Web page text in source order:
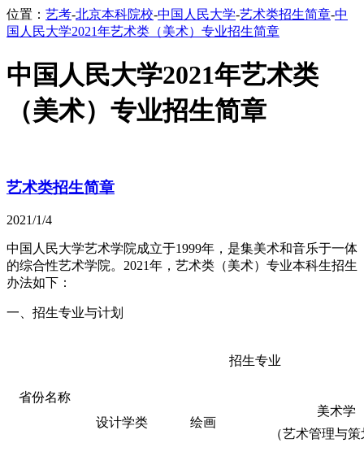
位置： 艺考-北京本科院校-中国人民大学-艺术类招生简章-中
国人民大学2021年艺术类（美术）专业招生简章
中国人民大学2021年艺术类
（美术）专业招生简章
艺术类招生简章
2021/1/4
中国人民大学艺术学院成立于1999年，是集美术和音乐于一体
的综合性艺术学院。2021年，艺术类（美术）专业本科生招生
办法如下：
一、招生专业与计划
省份名称
招生专业
设计学类 绘画
美术学
（艺术管理与策